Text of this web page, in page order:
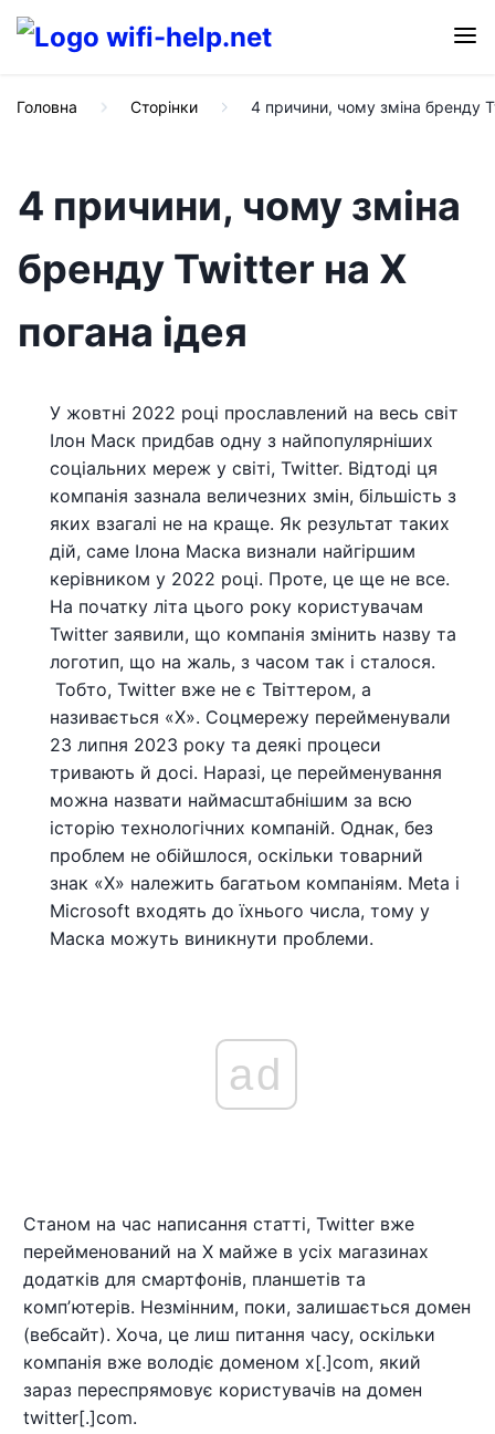
Головна Сторінки 4 причини, чому зміна бренду
4 причини, чому зміна
бренду Twitter на X
погана ідея
У жовтні 2022 році прославлений на весь світ
Ілон Маск придбав одну з найпопулярніших
соціальних мереж у світі, Twitter. Відтоді ця
компанія зазнала величезних змін, більшість з
яких взагалі не на краще. Як результат таких
дій, саме Ілона Маска визнали найгіршим
керівником у 2022 році. Проте, це ще не все.
На початку літа цього року користувачам
Twitter заявили, що компанія змінить назву та
логотип, що на жаль, з часом так і сталося.
Тобто, Twitter вже не є Твіттером, а
називається «X». Соцмережу перейменували
23 липня 2023 року та деякі процеси
тривають й досі. Наразі, це перейменування
можна назвати наймасштабнішим за всю
історію технологічних компаній. Однак, без
проблем не обійшлося, оскільки товарний
знак «X» належить багатьом компаніям. Meta і
Microsoft входять до їхнього числа, тому у
Маска можуть виникнути проблеми.
ad
Станом на час написання статті, Twitter вже
перейменований на X майже в усіх магазинах
додатків для смартфонів, планшетів та
компʼютерів. Незмінним, поки, залишається домен
(вебсайт). Хоча, це лиш питання часу, оскільки
компанія вже володіє доменом x[.]com, який
зараз переспрямовує користувачів на домен
twitter[.]com.